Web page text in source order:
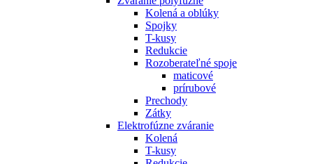
Kolená a oblúky
Spojky
T-kusy
Redukcie
Rozoberateľné spoje
maticové
prírubové
Prechody
Zátky
Elektrofúzne zváranie
Kolená
T-kusy